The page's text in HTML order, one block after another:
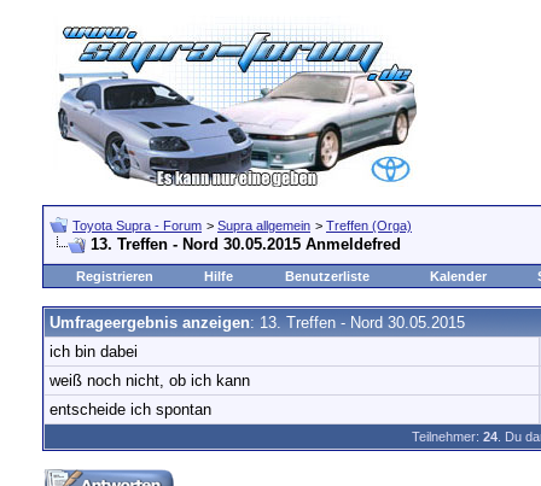
Toyota Supra - Forum > Supra allgemein > Treffen (Orga)
13. Treffen - Nord 30.05.2015 Anmeldefred
Registrieren Hilfe Benutzerliste Kalender
Umfrageergebnis anzeigen: 13. Treffen - Nord 30.05.2015
ich bin dabei
weiß noch nicht, ob ich kann
entscheide ich spontan
Teilnehmer: 24. Du